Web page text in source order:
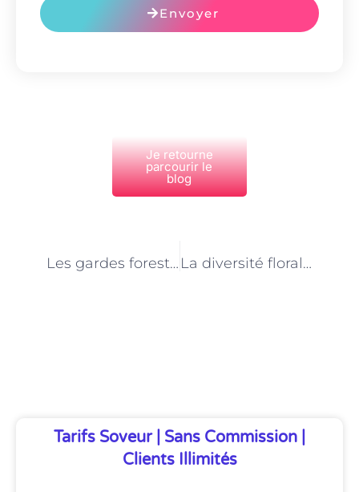
Envoyer
Je retourne
parcourir le
blog
Les gardes forestiers au service de la sécurité et de l’ordre dans les espaces verts parisiens La diversité florale de Paris : le rôle des gardes forestiers dans sa préservation
Tarifs Soveur | Sans Commission |
Clients Illimités